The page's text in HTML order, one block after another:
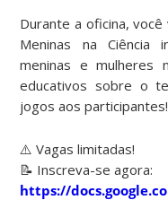
Durante a oficina,
Meninas na Ciência
meninas e mulheres
educativos sobre o
jogos aos participantes!
⚠️ Vagas limitadas!
📝 Inscreva-se agora:
https://